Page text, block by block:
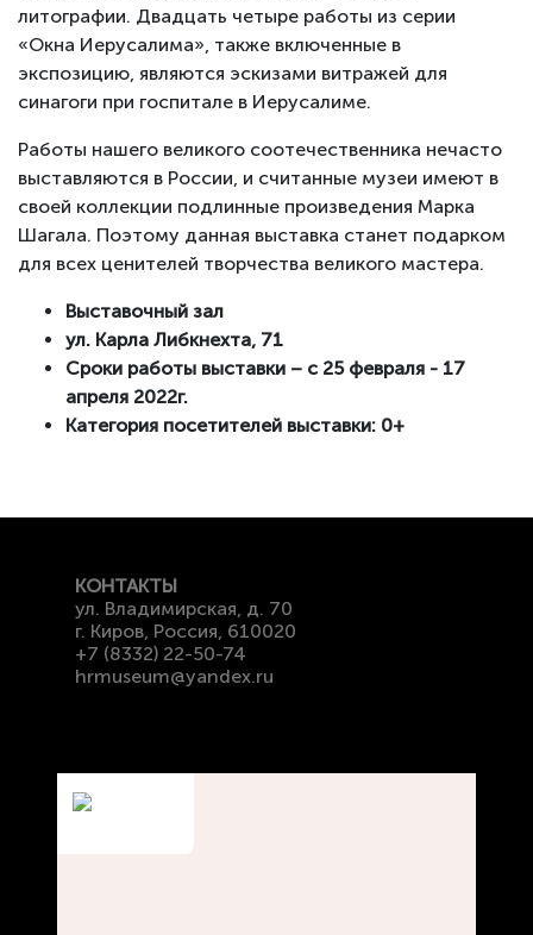
литографии. Двадцать четыре работы из серии
«Окна Иерусалима», также включенные в
экспозицию, являются эскизами витражей для
синагоги при госпитале в Иерусалиме.
Работы нашего великого соотечественника нечасто
выставляются в России, и считанные музеи имеют в
своей коллекции подлинные произведения Марка
Шагала. Поэтому данная выставка станет подарком
для всех ценителей творчества великого мастера.
Выставочный зал
ул. Карла Либкнехта, 71
Сроки работы выставки – с 25 февраля - 17
апреля 2022г.
Категория посетителей выставки: 0+
КОНТАКТЫ
ул. Владимирская, д. 70
г. Киров, Россия, 610020
+7 (8332) 22-50-74
hrmuseum@yandex.ru